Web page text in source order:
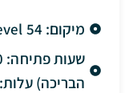
מיקום: Sky View Hotel, Level 54
הבריכה) עלות: 250 דירהאם